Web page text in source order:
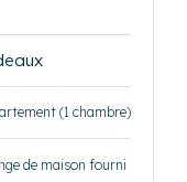
(1 chambre)
de maison fourni